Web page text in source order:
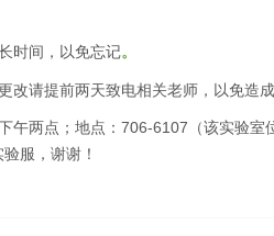
时间，以免忘记。
改请提前两天致电相关老师，以免造成
午两点；地点： 706-6107 （该实验室
服，谢谢！